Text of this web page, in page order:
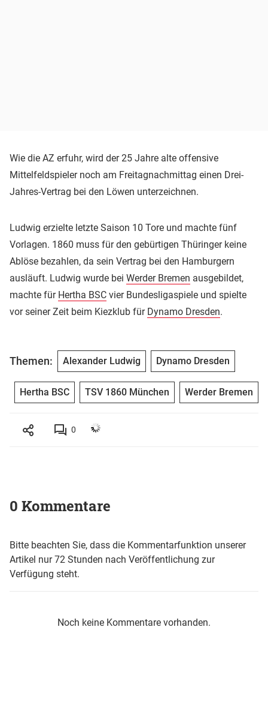
Wie die AZ erfuhr, wird der 25 Jahre alte offensive
Mittelfeldspieler noch am Freitagnachmittag einen Drei-
Jahres-Vertrag bei den Löwen unterzeichnen.
Ludwig erzielte letzte Saison 10 Tore und machte fünf
Vorlagen. 1860 muss für den gebürtigen Thüringer keine
Ablöse bezahlen, da sein Vertrag bei den Hamburgern
ausläuft. Ludwig wurde bei Werder Bremen ausgebildet,
machte für Hertha BSC vier Bundesligaspiele und spielte
vor seiner Zeit beim Kiezklub für Dynamo Dresden.
Themen: Alexander Ludwig Dynamo Dresden
Hertha BSC TSV 1860 München Werder Bremen
0
0 Kommentare
Bitte beachten Sie, dass die Kommentarfunktion unserer
Artikel nur 72 Stunden nach Veröffentlichung zur
Verfügung steht.
Noch keine Kommentare vorhanden.